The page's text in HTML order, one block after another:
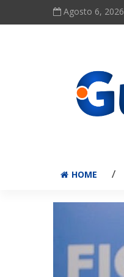
Agosto 6, 2026
HOME /